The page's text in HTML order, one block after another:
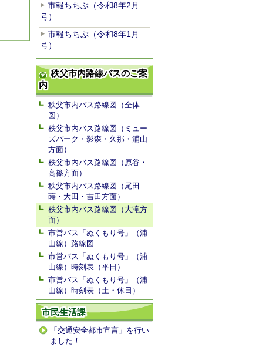
市報ちちぶ（令和8年2月
号）
市報ちちぶ（令和8年1月
号）
秩父市内路線バスのご案
内
秩父市内バス路線図（全体
図）
秩父市内バス路線図（ミュー
ズパーク・影森・久那・浦山
方面）
秩父市内バス路線図（原谷・
高篠方面）
秩父市内バス路線図（尾田
蒔・大田・吉田方面）
秩父市内バス路線図（大滝方
面）
市営バス「ぬくもり号」（浦
山線）路線図
市営バス「ぬくもり号」（浦
山線）時刻表（平日）
市営バス「ぬくもり号」（浦
山線）時刻表（土・休日）
市民生活課
「交通安全都市宣言」を行い
ました！